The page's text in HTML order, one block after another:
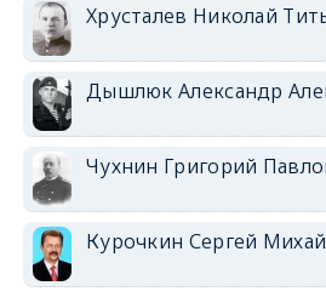
Хрусталев Николай
Дышлюк Александр
Чухнин Григорий
Курочкин Сергей